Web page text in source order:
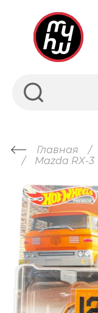
Главная
Mazda RX-3